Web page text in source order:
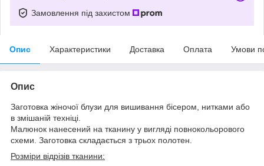
Замовлення під захистом
Опис Характеристики Доставка Оплата Умови
Опис
Заготовка жіночої блузи для вишивання бісером, нитками або
в змішаній техніці.
Малюнок нанесений на тканину у вигляді повнокольорового
схеми. Заготовка складається з трьох полотен.
Розміри відрізів тканини: